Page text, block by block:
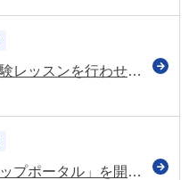
フリーランス講師に無償で体験レッスンを行わせた事案 フリーランス・事業者間取引適正化等法に基づき勧告（経産省）
「中東情勢関連対策ワンストップポータル」を開設（厚労省）